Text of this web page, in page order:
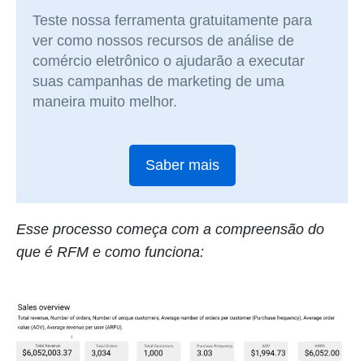
Teste nossa ferramenta gratuitamente para
ver como nossos recursos de análise de
comércio eletrônico o ajudarão a executar
suas campanhas de marketing de uma
maneira muito melhor.
Saber mais
Esse processo começa com a compreensão do
que é RFM e como funciona: